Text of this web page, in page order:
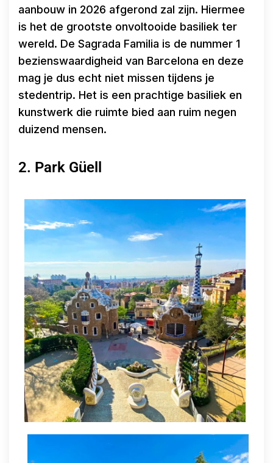
aanbouw in 2026 afgerond zal zijn. Hiermee
is het de grootste onvoltooide basiliek ter
wereld. De Sagrada Familia is de nummer 1
bezienswaardigheid van Barcelona en deze
mag je dus echt niet missen tijdens je
stedentrip. Het is een prachtige basiliek en
kunstwerk die ruimte bied aan ruim negen
duizend mensen.
2. Park Güell